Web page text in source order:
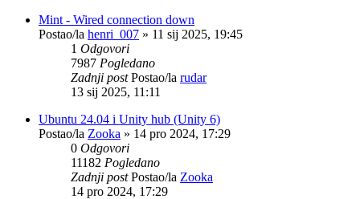
Mint - Wired connection down
Postao/la henri_007 » 11 sij 2025, 19:45
1 Odgovori
7987 Pogledano
Zadnji postPostao/la rudar
13 sij 2025, 11:11
Ubuntu 24.04 i Unity hub (Unity 6)
Postao/la Zooka » 14 pro 2024, 17:29
0 Odgovori
11182 Pogledano
Zadnji postPostao/la Zooka
14 pro 2024, 17:29